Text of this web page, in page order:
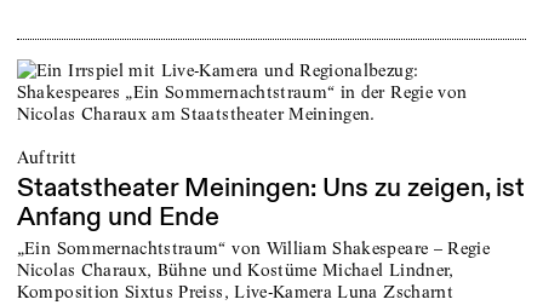
Auftritt
Staatstheater Meiningen: Uns zu zeigen, ist
Anfang und Ende
„Ein Sommernachtstraum“ von William Shakespeare – Regie
Nicolas Charaux, Bühne und Kostüme Michael Lindner,
Komposition Sixtus Preiss, Live-Kamera Luna Zscharnt